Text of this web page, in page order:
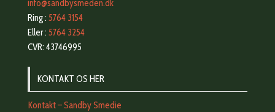
info@sandbysmeden.dk
Ring : 5764 3154
Eller : 5764 3254
CVR: 43746995
KONTAKT OS HER
Kontakt – Sandby Smedie